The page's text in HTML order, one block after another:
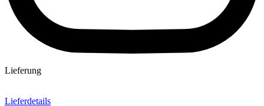
Lieferung
Lieferdetails